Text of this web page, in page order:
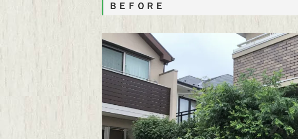
ＢＥＦＯＲＥ